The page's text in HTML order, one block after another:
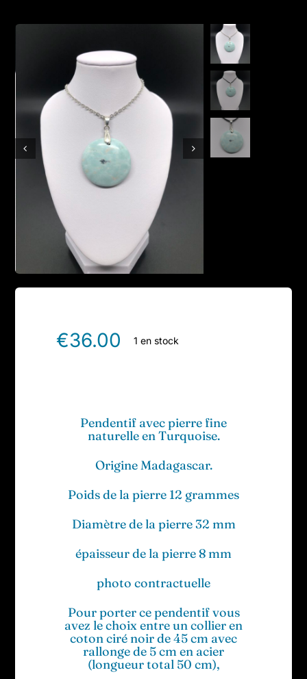
€36.00 1 en stock
Pendentif avec pierre fine
naturelle en Turquoise.
Origine Madagascar.
Poids de la pierre 12 grammes
Diamètre de la pierre 32 mm
épaisseur de la pierre 8 mm
photo contractuelle
Pour porter ce pendentif vous
avez le choix entre un collier en
coton ciré noir de 45 cm avec
rallonge de 5 cm en acier
(longueur total 50 cm),